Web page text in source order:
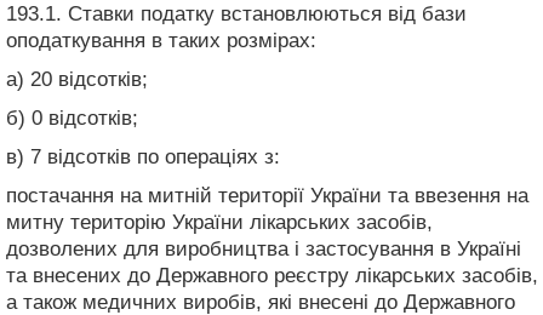
193.1. Ставки податку встановлюються від бази
оподаткування в таких розмірах:
а) 20 відсотків;
б) 0 відсотків;
в) 7 відсотків по операціях з:
постачання на митній території України та ввезення на
митну територію України лікарських засобів,
дозволених для виробництва і застосування в Україні
та внесених до Державного реєстру лікарських засобів,
а також медичних виробів, які внесені до Державного